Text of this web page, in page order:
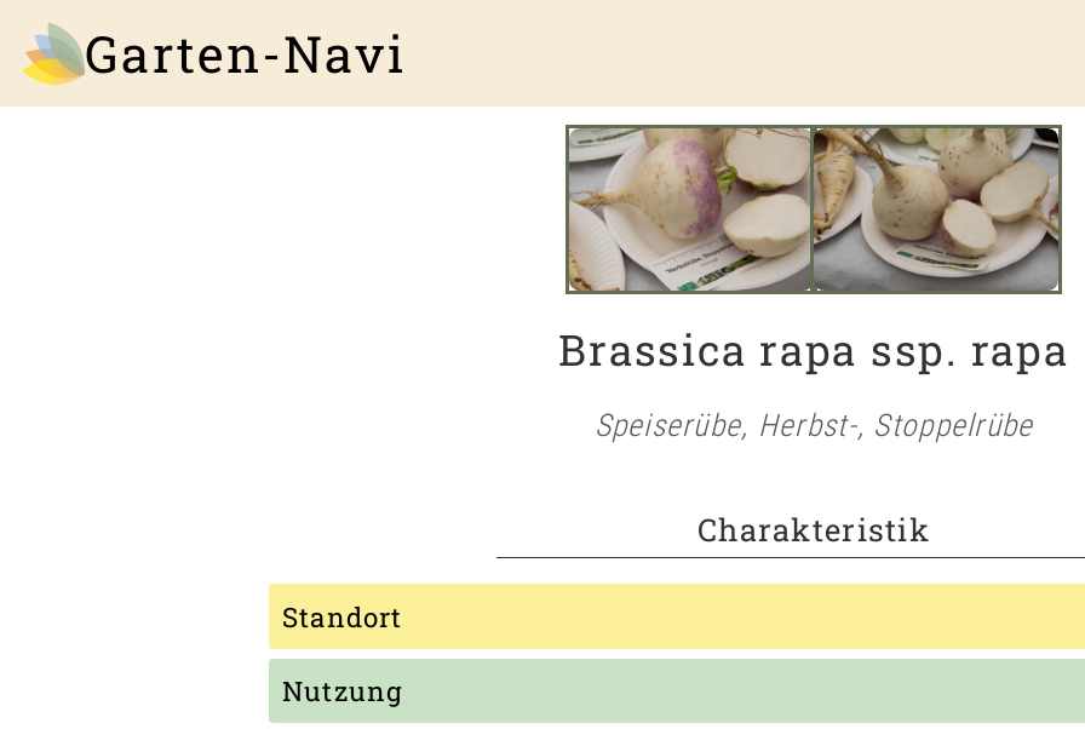
Garten-Navi
Brassica rapa ssp. rapa
Speiserübe, Herbst-, Stoppelrübe
Charakteristik
Standort
Nutzung